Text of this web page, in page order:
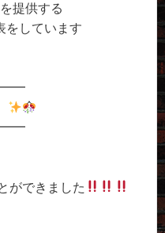
提供する
をしています
ができました